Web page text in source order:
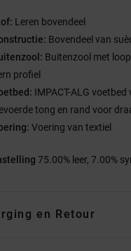
Leren bovendeel
Bovendeel van
Buitenzool met
profiel
IMPACT-ALG
tong en rand voor
Voering van textiel
75.00% leer, 7.00%
en Retour